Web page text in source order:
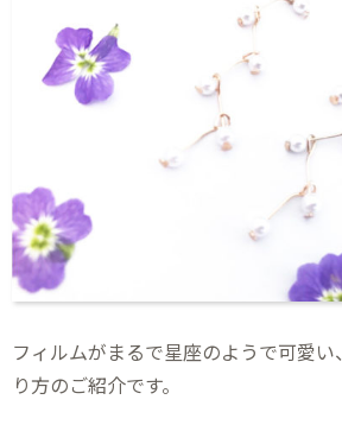
フィルムがまるで星座のようで可愛
り方のご紹介です。